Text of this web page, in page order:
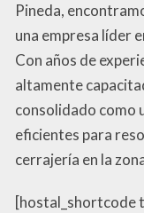
Pineda,
una empresa líder
Con años de
altamente
consolidado como
eficientes para
cerrajería en la
[hostal_shortcode